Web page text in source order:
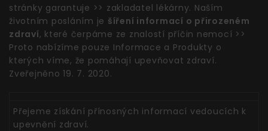
stránky garantuje >> zakladatel lékárny. Naším
životním posláním je šíření informací o přirozeném
zdraví, které čerpáme ze znalostí příčin nemocí >>
Proto nabízíme pouze Informace a Produkty o
kterých víme, že pomáhají upevňovat zdraví.
Zveřejněno 19. 7. 2020.
Přejeme získání přínosných informací vedoucích k
upevnění zdraví.